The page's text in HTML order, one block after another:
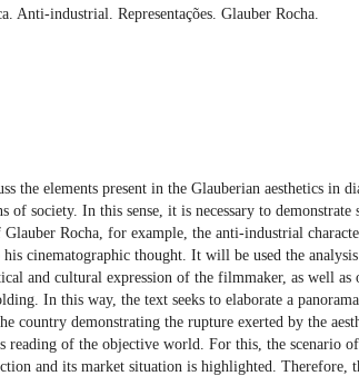
Anti-industrial. Representações. Glauber Rocha.
the elements present in the Glauberian aesthetics in
of society. In this sense, it is necessary to demonstrate
Glauber Rocha, for example, the anti-industrial
cinematographic thought. It will be used the analysis
and cultural expression of the filmmaker, as well as
In this way, the text seeks to elaborate a
country demonstrating the rupture exerted by the
reading of the objective world. For this, the scenario of
and its market situation is highlighted. Therefore,